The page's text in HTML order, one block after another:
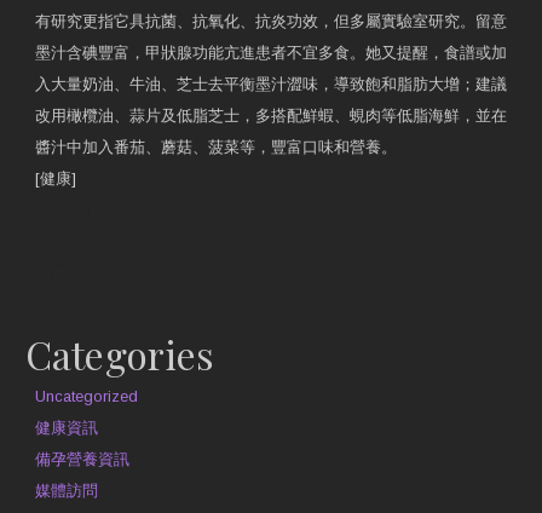
有研究更指它具抗菌、抗氧化、抗炎功效，但多屬實驗室研究。留意
墨汁含碘豐富，甲狀腺功能亢進患者不宜多食。她又提醒，食譜或加
入大量奶油、牛油、芝士去平衡墨汁澀味，導致飽和脂肪大增；建議
改用橄欖油、蒜片及低脂芝士，多搭配鮮蝦、蜆肉等低脂海鮮，並在
醬汁中加入番茄、蘑菇、菠菜等，豐富口味和營養。
[健康]
Categories
Uncategorized
健康資訊
備孕營養資訊
媒體訪問